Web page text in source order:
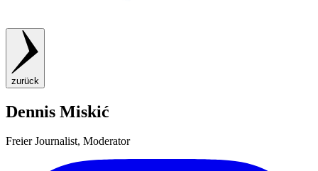
zurück
Dennis Miskić
Freier Journalist, Moderator